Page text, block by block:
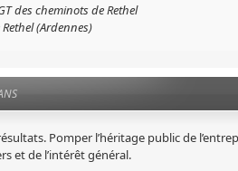
des cheminots de Rethel
(Ardennes)
Pomper l’héritage public de
et de l’intérêt général.